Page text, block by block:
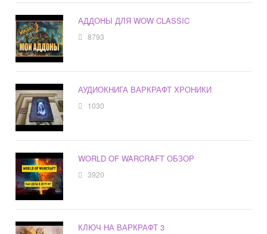
АДДОНЫ ДЛЯ WOW CLASSIC
8793
АУДИОКНИГА ВАРКРАФТ ХРОНИКИ
1030
WORLD OF WARCRAFT ОБЗОР
3920
КЛЮЧ НА ВАРКРАФТ 3